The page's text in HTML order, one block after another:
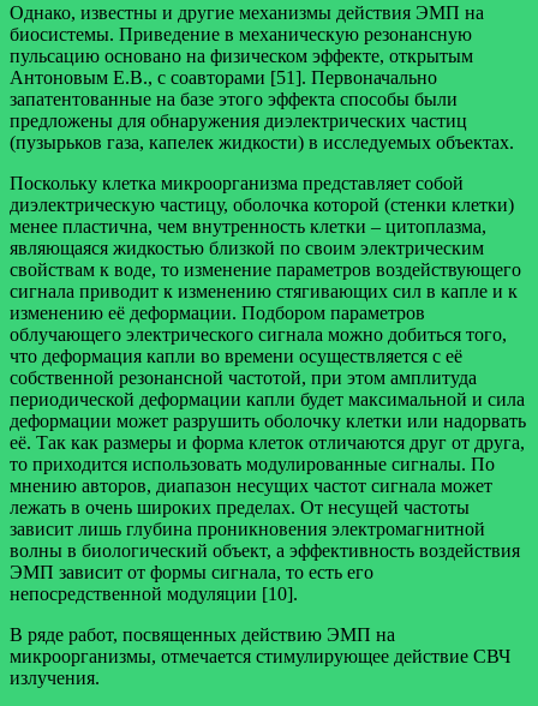
Однако, известны и другие механизмы действия ЭМП на
биосистемы. Приведение в механическую резонансную
пульсацию основано на физическом эффекте, открытым
Антоновым Е.В., с соавторами [51]. Первоначально
запатентованные на базе этого эффекта способы были
предложены для обнаружения диэлектрических частиц
(пузырьков газа, капелек жидкости) в исследуемых объектах.
Поскольку клетка микроорганизма представляет собой
диэлектрическую частицу, оболочка которой (стенки клетки)
менее пластична, чем внутренность клетки – цитоплазма,
являющаяся жидкостью близкой по своим электрическим
свойствам к воде, то изменение параметров воздействующего
сигнала приводит к изменению стягивающих сил в капле и к
изменению её деформации. Подбором параметров
облучающего электрического сигнала можно добиться того,
что деформация капли во времени осуществляется с её
собственной резонансной частотой, при этом амплитуда
периодической деформации капли будет максимальной и сила
деформации может разрушить оболочку клетки или надорвать
её. Так как размеры и форма клеток отличаются друг от друга,
то приходится использовать модулированные сигналы. По
мнению авторов, диапазон несущих частот сигнала может
лежать в очень широких пределах. От несущей частоты
зависит лишь глубина проникновения электромагнитной
волны в биологический объект, а эффективность воздействия
ЭМП зависит от формы сигнала, то есть его
непосредственной модуляции [10].
В ряде работ, посвященных действию ЭМП на
микроорганизмы, отмечается стимулирующее действие СВЧ
излучения.